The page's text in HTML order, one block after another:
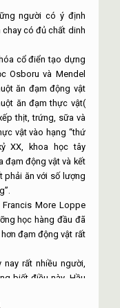
người có ý định
chay có đủ chất dinh
cổ điển tạo dựng
Osboru và Mendel
ăn đạm động vật
ăn đạm thực vật(
thịt, trứng, sữa và
vật vào hạng “thứ
XX, khoa học tây
đạm động vật và kết
phải ăn với số lượng
More Loppe
học hàng đầu đã
đạm động vật rất
nay rất nhiều người,
biết điều này. Hầu